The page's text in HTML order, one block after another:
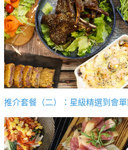
推介套餐（二）：星級精選到會